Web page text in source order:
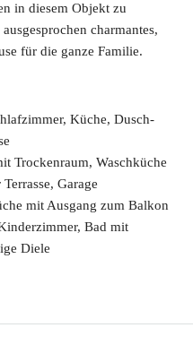
in diesem Objekt zu
charmantes,
für die ganze Familie.
Küche, Dusch-
Trockenraum, Waschküche
Garage
mit Ausgang zum Balkon
Bad mit
Diele